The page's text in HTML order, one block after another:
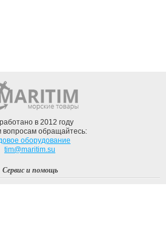
в 2012 году
вопросам обращайтесь:
оборудование
tim@maritim.su
Сервис и помощь